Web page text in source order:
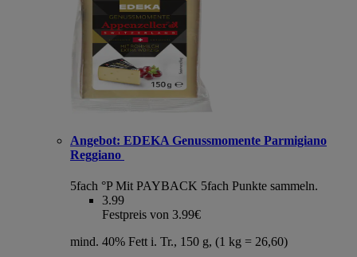
Angebot: EDEKA Genussmomente Parmigiano
Reggiano
5fach °P Mit PAYBACK 5fach Punkte sammeln.
3.99
Festpreis von 3.99€
mind. 40% Fett i. Tr., 150 g, (1 kg = 26,60)